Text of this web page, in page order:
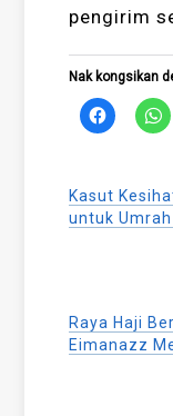
pengirim
Nak kongsikan
Click
to
(Opens
in
new
window)
to
Kasut
untuk Umrah
Raya Haji
Eimanazz